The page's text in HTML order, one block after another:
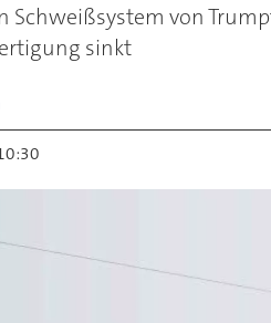
Schweißsystem von
sinkt